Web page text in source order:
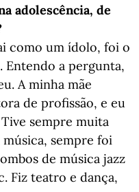
adolescência, de
como um ídolo, foi o
a pergunta,
A minha mãe
de profissão, e eu
sempre muita
sempre foi
de música jazz
Fiz teatro e dança,